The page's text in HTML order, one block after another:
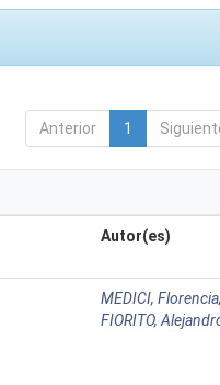
Anterior 1
Autor(es)
MEDICI, Florencia
FIORITO,